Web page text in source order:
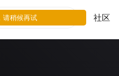
社区
请稍候再试